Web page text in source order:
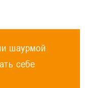
шаурмой
себе